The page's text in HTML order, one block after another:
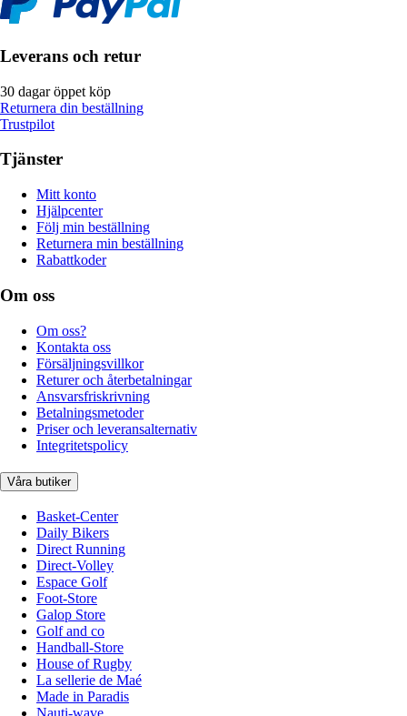
Leverans och retur
30 dagar öppet köp
Returnera din beställning
Trustpilot
Tjänster
Mitt konto
Hjälpcenter
Följ min beställning
Returnera min beställning
Rabattkoder
Om oss
Om oss?
Kontakta oss
Försäljningsvillkor
Returer och återbetalningar
Ansvarsfriskrivning
Betalningsmetoder
Priser och leveransalternativ
Integritetspolicy
Våra butiker
Basket-Center
Daily Bikers
Direct Running
Direct-Volley
Espace Golf
Foot-Store
Galop Store
Golf and co
Handball-Store
House of Rugby
La sellerie de Maé
Made in Paradis
Nauti-wave